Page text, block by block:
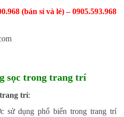
(bán sỉ và lẻ) – 0905.593.968
sọc trong trang trí
trí:
sử dụng phổ biến trong trang trí